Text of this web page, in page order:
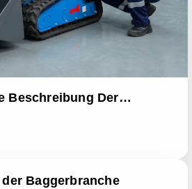
Beschreibung Der
Baggerbranche